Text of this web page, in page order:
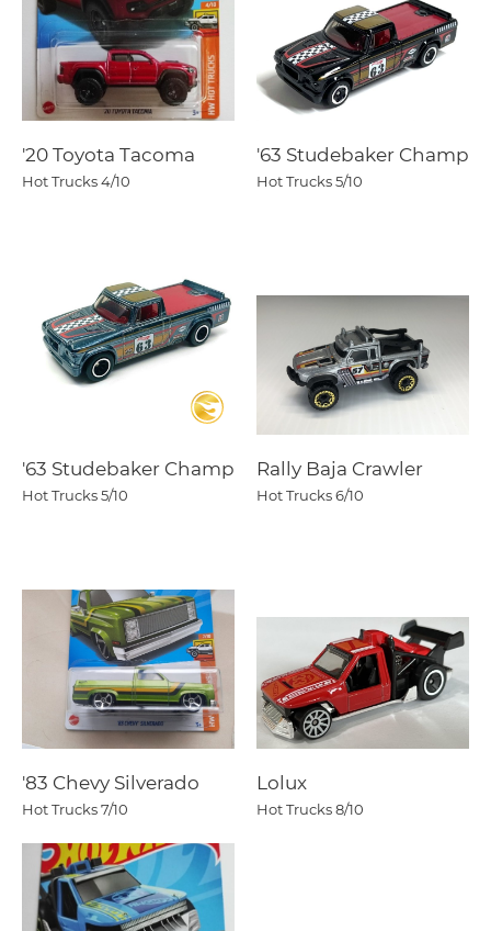
'20 Toyota Tacoma
Hot Trucks4/10
'63 Studebaker Champ
Hot Trucks5/10
'63 Studebaker Champ
Hot Trucks5/10
Rally Baja Crawler
Hot Trucks6/10
'83 Chevy Silverado
Hot Trucks7/10
Lolux
Hot Trucks8/10